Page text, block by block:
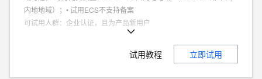
内地地域）；• 试用ECS不支持备案
可试用人群： 企业认证，且为产品新用户
个人、企业试用不同享
试用教程 立即试用